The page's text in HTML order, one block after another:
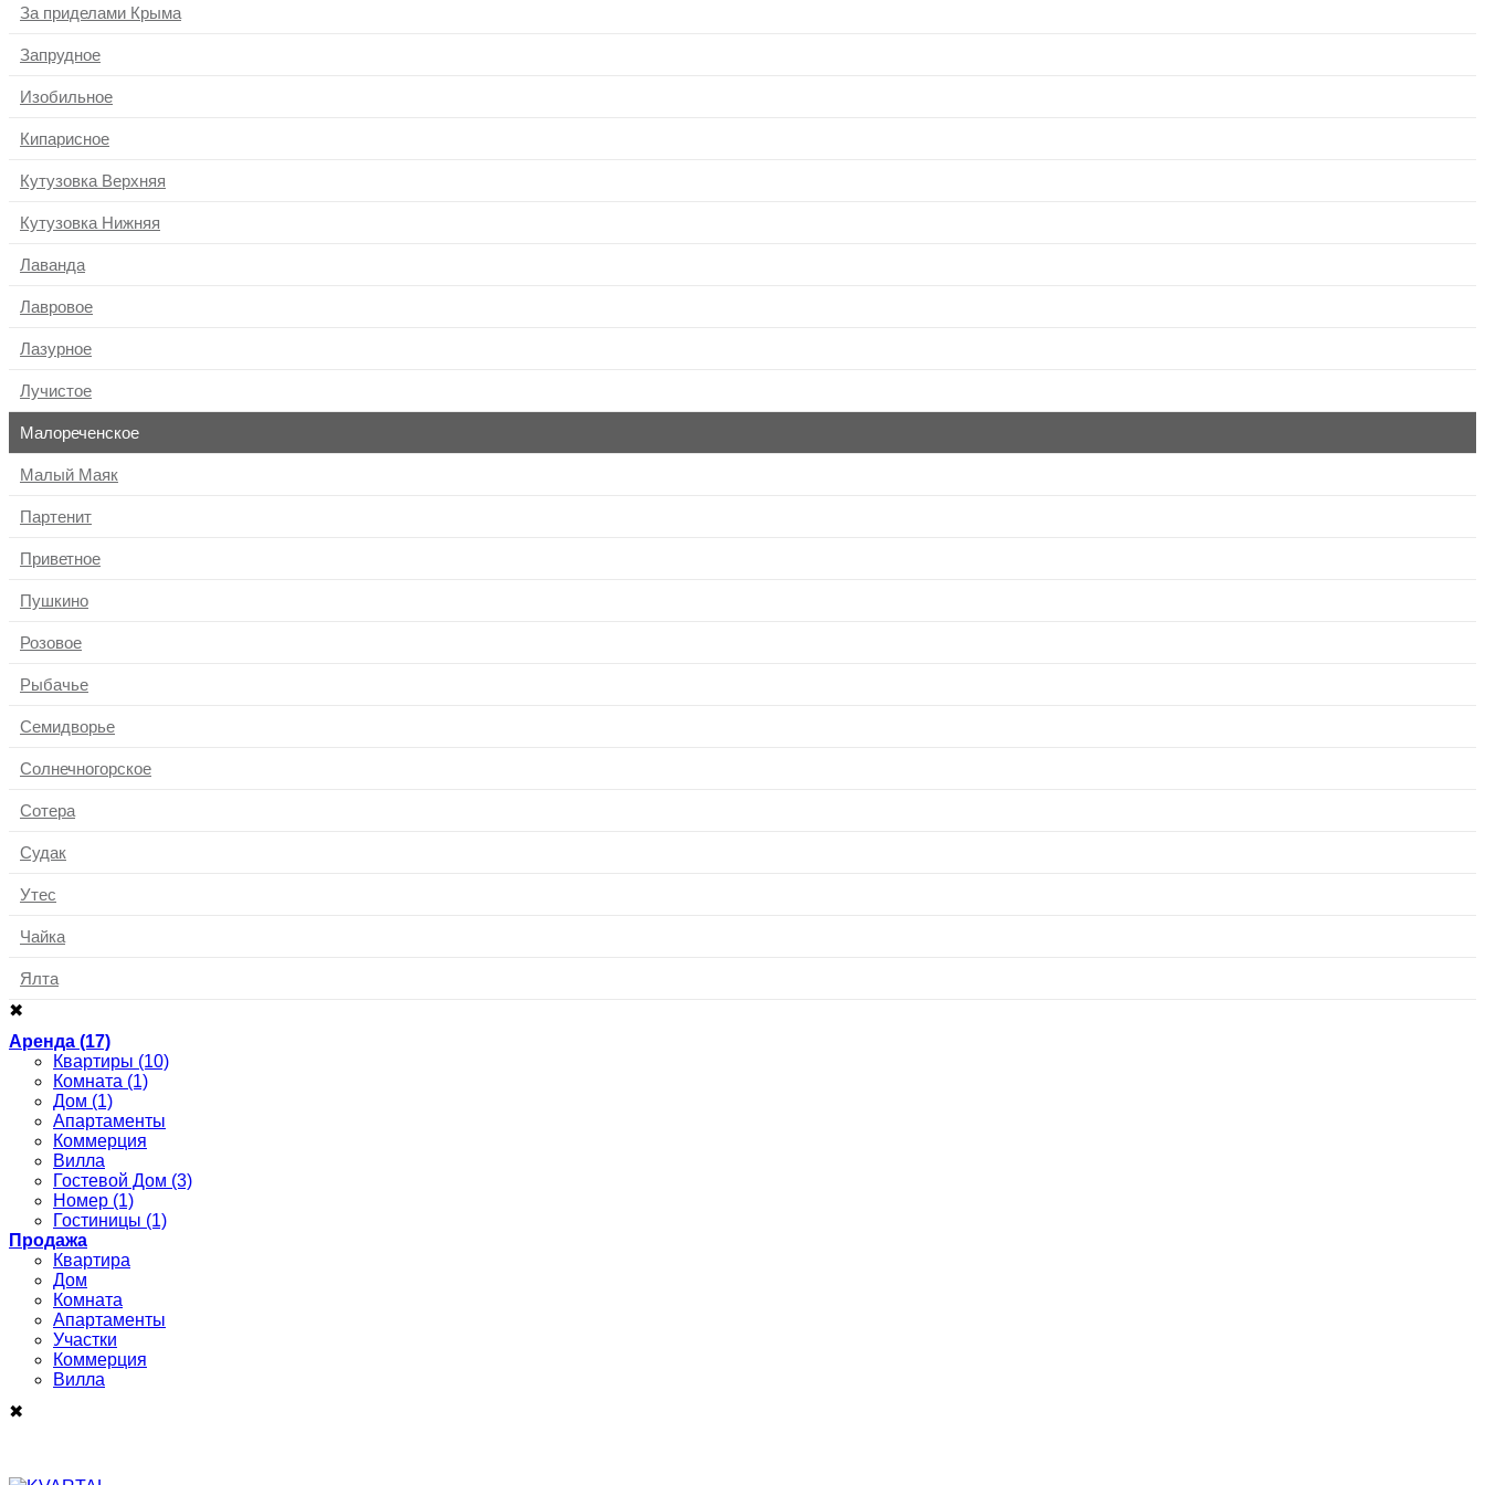
За приделами Крыма
Запрудное
Изобильное
Кипарисное
Кутузовка Верхняя
Кутузовка Нижняя
Лаванда
Лавровое
Лазурное
Лучистое
Малореченское
Малый Маяк
Партенит
Приветное
Пушкино
Розовое
Рыбачье
Семидворье
Солнечногорское
Сотера
Судак
Утес
Чайка
Ялта
✖
Аренда (17)
Квартиры (10)
Комната (1)
Дом (1)
Апартаменты
Коммерция
Вилла
Гостевой Дом (3)
Номер (1)
Гостиницы (1)
Продажа
Квартира
Дом
Комнатa
Апартаменты
Участки
Коммерция
Виллa
✖